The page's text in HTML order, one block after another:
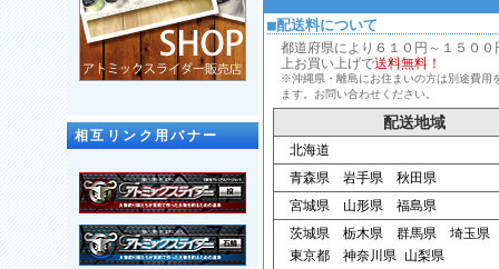
相互リンク用バナー
■配送料について
都道府県により６１０円～１５０
上お買い上げで送料無料！
※沖縄県・離島にお住まいの方は別途費用
ます。お問い合わせください。
配送地域
北海道
青森県 岩手県 秋田県
宮城県 山形県 福島県
茨城県 栃木県 群馬県 埼玉県
東京都 神奈川県 山梨県